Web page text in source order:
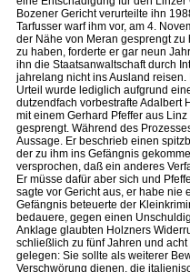
Bozener Gericht verurteilte ihn
Tarfusser warf ihm vor, am 4.
der Nähe von Meran gesprengt
zu haben, forderte er gar neun
ihn die Staatsanwaltschaft durch
jahrelang nicht ins Ausland
Urteil wurde lediglich aufgrund
dutzendfach vorbestrafte Adalbert
mit einem Gerhard Pfeffer aus
gesprengt. Während des
Aussage. Er beschrieb einen
der zu ihm ins Gefängnis
versprochen, daß ein anderes
Er müsse dafür aber sich und
sagte vor Gericht aus, er habe nie
Gefängnis beteuerte der
bedauere, gegen einen
Anklage glaubten Holzners
schließlich zu fünf Jahren und
gelegen: Sie sollte als weiterer
Verschwörung dienen, die